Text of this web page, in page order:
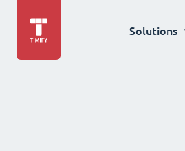
Solutions